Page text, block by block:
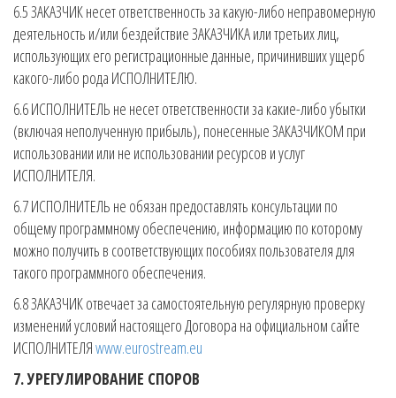
6.5 ЗАКАЗЧИК несет ответственность за какую-либо неправомерную
деятельность и/или бездействие ЗАКАЗЧИКА или третьих лиц,
использующих его регистрационные данные, причинивших ущерб
какого-либо рода ИСПОЛНИТЕЛЮ.
6.6 ИСПОЛНИТЕЛЬ не несет ответственности за какие-либо убытки
(включая неполученную прибыль), понесенные ЗАКАЗЧИКОМ при
использовании или не использовании ресурсов и услуг
ИСПОЛНИТЕЛЯ.
6.7 ИСПОЛНИТЕЛЬ не обязан предоставлять консультации по
общему программному обеспечению, информацию по которому
можно получить в соответствующих пособиях пользователя для
такого программного обеспечения.
6.8 ЗАКАЗЧИК отвечает за самостоятельную регулярную проверку
изменений условий настоящего Договора на официальном сайте
ИСПОЛНИТЕЛЯwww.eurostream.eu
7. УРЕГУЛИРОВАНИЕ СПОРОВ